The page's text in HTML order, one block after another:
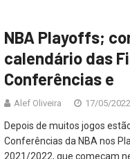
NBA Playoffs;
calendário das
Conferências e
Alef Oliveira 17/05/2022
Depois de muitos jogos
Conferências da NBA nos
2021/2022, que começam